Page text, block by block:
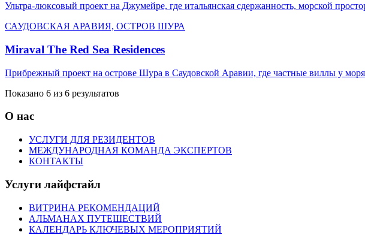
Ультра-люксовый проект на Джумейре, где итальянская сдержанность, морской
САУДОВСКАЯ АРАВИЯ, ОСТРОВ ШУРА
Miraval The Red Sea Residences
Прибрежный проект на острове Шура в Саудовской Аравии, где частные виллы у
Показано 6 из 6 результатов
О нас
УСЛУГИ ДЛЯ РЕЗИДЕНТОВ
МЕЖДУНАРОДНАЯ КОМАНДА ЭКСПЕРТОВ
КОНТАКТЫ
Услуги лайфстайл
ВИТРИНА РЕКОМЕНДАЦИЙ
АЛЬМАНАХ ПУТЕШЕСТВИЙ
КАЛЕНДАРЬ КЛЮЧЕВЫХ МЕРОПРИЯТИЙ